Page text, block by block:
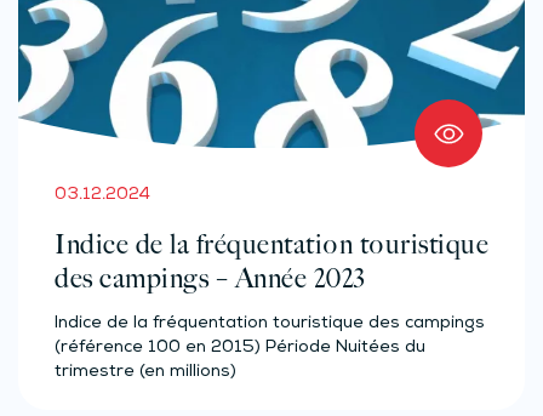
03.12.2024
Indice de la fréquentation touristique
des campings – Année 2023
Indice de la fréquentation touristique des campings
(référence 100 en 2015) Période Nuitées du
trimestre (en millions)